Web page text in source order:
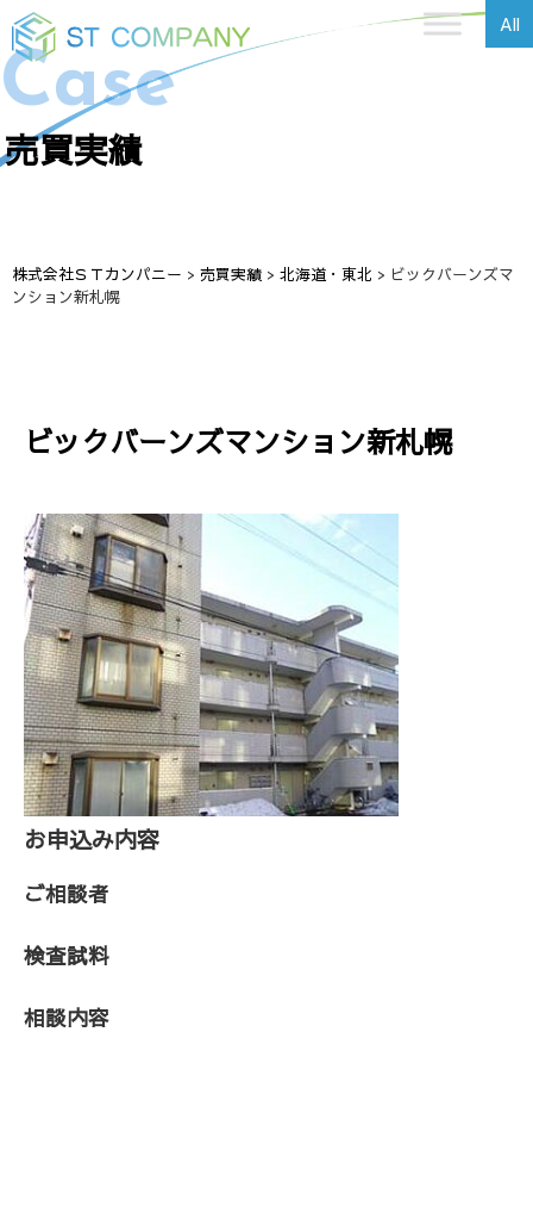
All
Case
売買実績
株式会社ＳＴカンパニー > 売買実績 > 北海道・東北 > ビックバーンズマ
ンション新札幌
ビックバーンズマンション新札幌
お申込み内容
ご相談者
検査試料
相談内容